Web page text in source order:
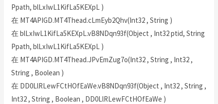
Ppath, blLxIwL1KifLa5KEXpL )
在 MT4APIGD.MT4Thead.cLmEyb2Qhv(Int32 , String )
在 blLxIwL1KifLa5KEXpL.vB8NDqn93f(Object , Int32 ptid, String
Ppath, blLxIwL1KifLa5KEXpL )
在 MT4APIGD.MT4Thead.JPvEmZug7o(Int32 , String , Int32 ,
String , Boolean )
在 DD0LlRLewFCtHOfEaWe.vB8NDqn93f(Object , Int32 , String ,
Int32 , String , Boolean , DD0LlRLewFCtHOfEaWe )